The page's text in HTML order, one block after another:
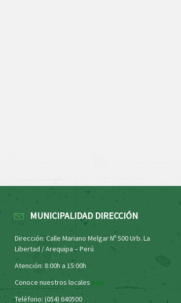
MUNICIPALIDAD DIRECCIÓN
Dirección: Calle Mariano Melgar Nº 500 Urb. La
Libertad / Arequipa – Perú
Atención: 8:00h a 15:00h
Conoce nuestros locales aquí
Teléfono: (054) 640500